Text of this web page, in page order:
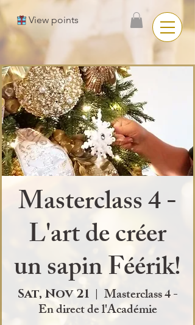
View points
Masterclass 4 -
L'art de créer
un sapin Féérik!
Sat, Nov 21
  |
Masterclass 4 -
En direct de l'Académie